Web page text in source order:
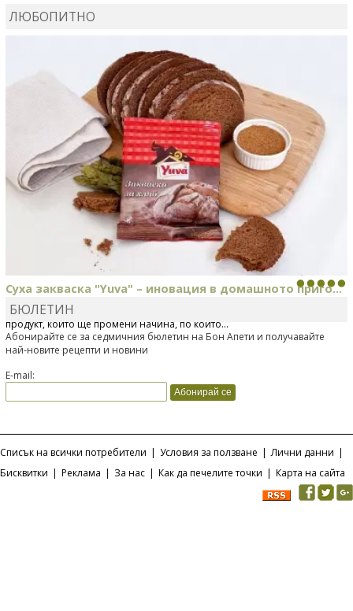
ЛЮБОПИТНО
Суха закваска "Yuva" – иновация в домашното приго...
Отскоро Лесафр България стартира предлагането на изцяло нов
продукт, който ще промени начина, по който...
БЮЛЕТИН
Абонирайте се за седмичния бюлетин на Бон Апети и получавайте
най-новите рецепти и новини
E-mail:
Списък на всички потребители | Условия за ползване | Лични данни |
Бисквитки | Реклама | За нас | Как да печелите точки | Карта на сайта